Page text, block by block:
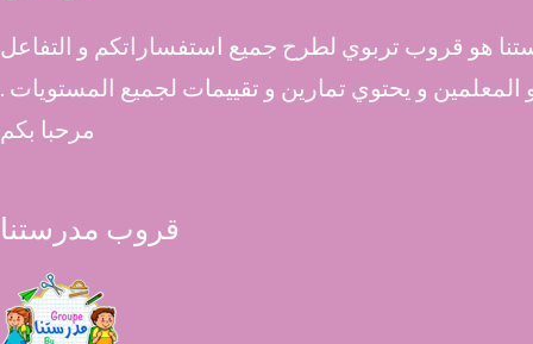
هو قروب تربوي لطرح جميع استفساراتكم و التفاعل
و المعلمين و يحتوي تمارين و تقييمات لجميع المستويات .
مرحبا بكم
قروب مدرستنا